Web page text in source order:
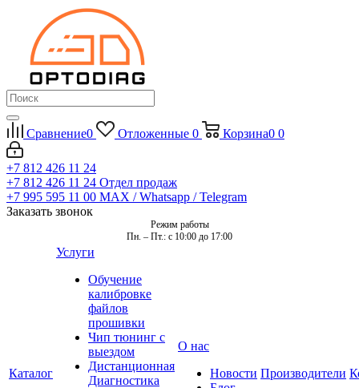
Сравнение0 Отложенные 0 Корзина0 0
+7 812 426 11 24
+7 812 426 11 24 Отдел продаж
+7 995 595 11 00 MAX / Whatsapp / Telegram
Заказать звонок
Режим работы
Пн. – Пт.: с 10:00 до 17:00
Каталог
Услуги
Обучение
калибровке
файлов
прошивки
Чип тюнинг с
выездом
Дистанционная
Диагностика
О нас
Новости Производители